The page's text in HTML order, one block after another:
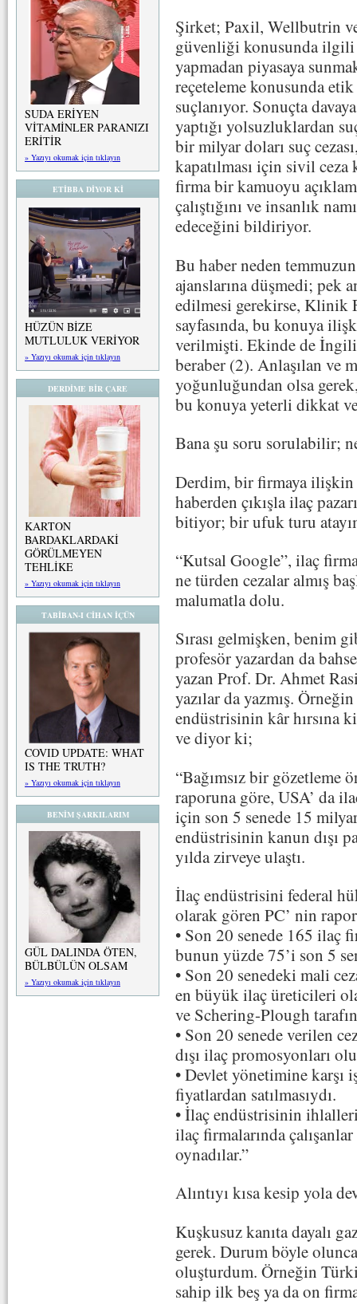
SUDA ERİYEN
VİTAMİNLER PARANIZI
ERİTİR
» Yazıyı okumak için tıklayın
ETİBBA DİYOR Kİ
HÜZÜN BİZE
MUTLULUK VERİYOR
» Yazıyı okumak için tıklayın
DERDİME BİR ÇARE
KARTON
BARDAKLARDAKİ
GÖRÜLMEYEN
TEHLİKE
» Yazıyı okumak için tıklayın
TABİBAN-I CİHAN İÇÜN
COVID UPDATE: WHAT
IS THE TRUTH?
» Yazıyı okumak için tıklayın
BENİM ŞARKILARIM
GÜL DALINDA ÖTEN,
BÜLBÜLÜN OLSAM
» Yazıyı okumak için tıklayın
Şirket; Paxil, Wellbutrin
güvenliği konusunda
yapmadan piyasaya
reçeteleme konusunda
suçlanıyor. Sonuçta
yaptığı yolsuzluklardan
bir milyar doları suç
kapatılması için sivil
firma bir kamuoyu
çalıştığını ve insanlık
edeceğini bildiriyor.
Bu haber neden
ajanslarına düşmedi; pek
edilmesi gerekirse, Klinik
sayfasında, bu konuya
verilmişti. Ekinde de
beraber (2). Anlaşılan ve
yoğunluğundan olsa
bu konuya yeterli dikkat
Bana şu soru sorulabilir;
Derdim, bir firmaya
haberden çıkışla ilaç
bitiyor; bir ufuk turu
“Kutsal Google”, ilaç
ne türden cezalar almış
malumatla dolu.
Sırası gelmişken, benim
profesör yazardan da
yazan Prof. Dr. Ahmet
yazılar da yazmış.
endüstrisinin kâr hırsına
ve diyor ki;
“Bağımsız bir
raporuna göre, USA’ da
için son 5 senede 15
endüstrisinin kanun dışı
yılda zirveye ulaştı.
İlaç endüstrisini federal
olarak gören PC’ nin
• Son 20 senede 165 ilaç
bunun yüzde 75’i son 5
• Son 20 senedeki mali
en büyük ilaç üreticileri
ve Schering-Plough
• Son 20 senede verilen
dışı ilaç promosyonları
• Devlet yönetimine karşı
fiyatlardan satılmasıydı.
• İlaç endüstrisinin
ilaç firmalarında
oynadılar.”
Alıntıyı kısa kesip yola
Kuşkusuz kanıta dayalı
gerek. Durum böyle
oluşturdum. Örneğin
sahip ilk beş ya da on